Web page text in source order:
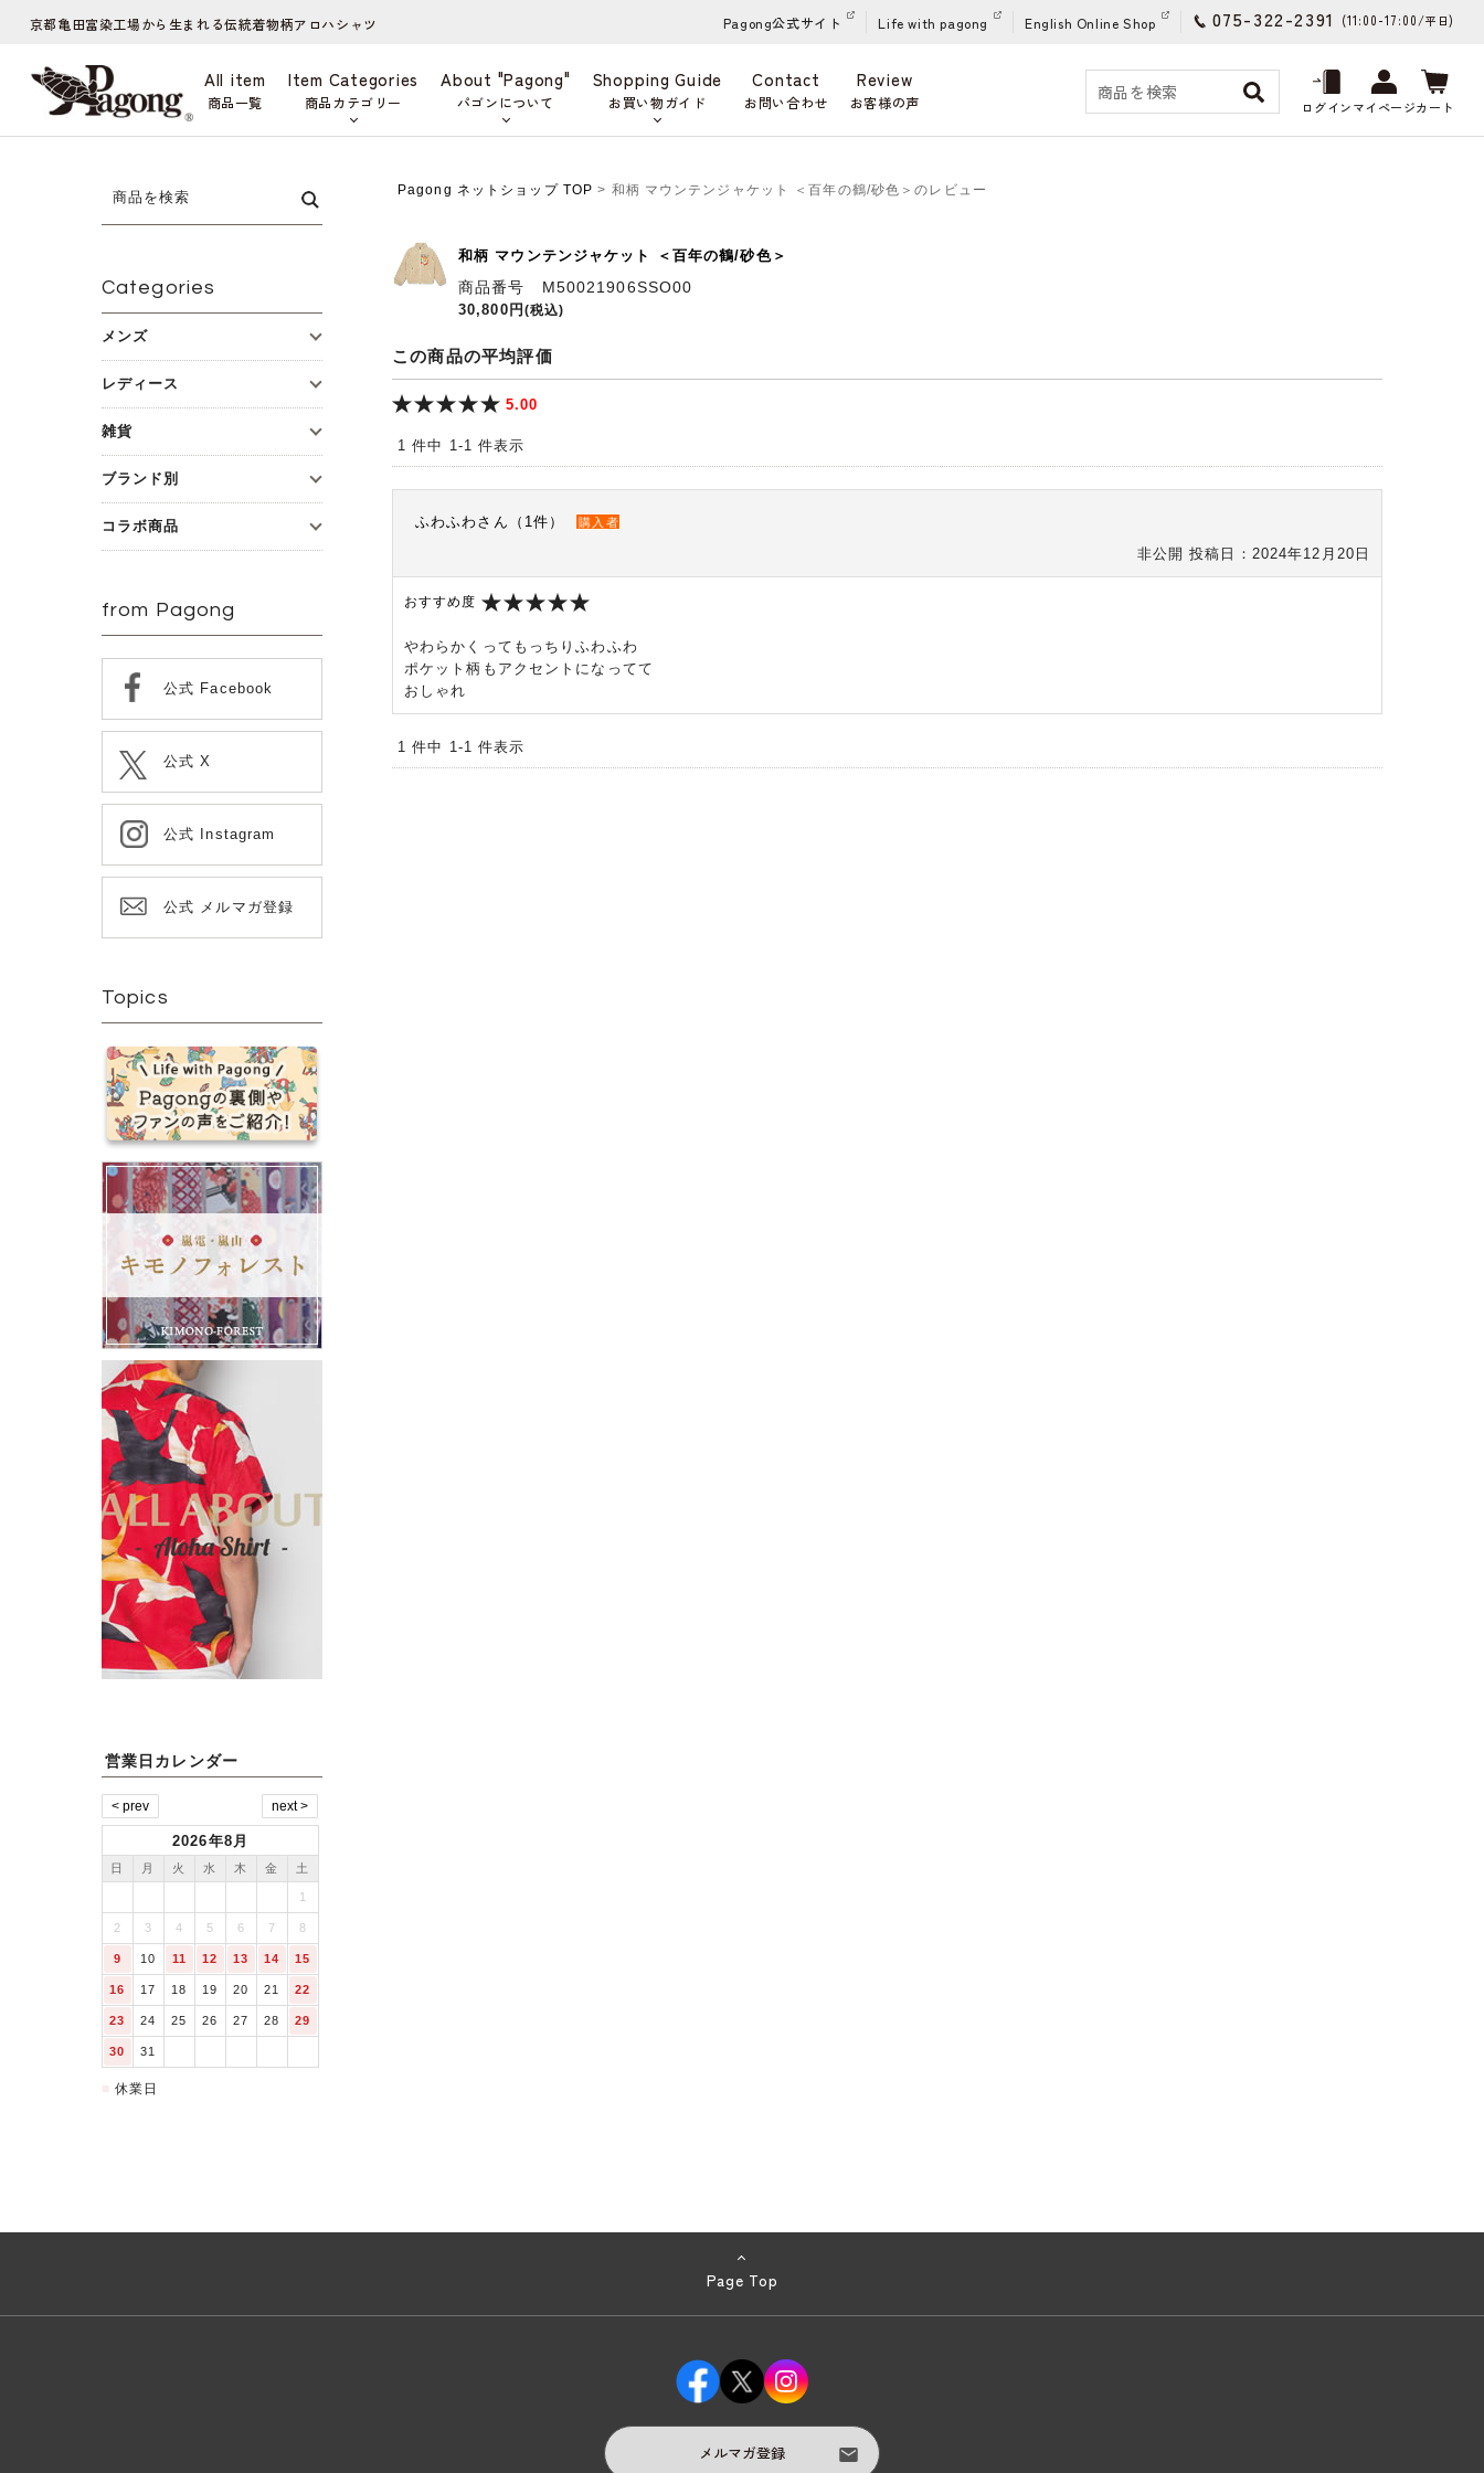
京都亀田富染工場から生まれる伝統着物柄アロハシャツ Pagong公式サイト Life with pagong English Online Shop 075-322-2391 (11:00-17:00/平日)
All item
商品一覧
Item Categories
商品カテゴリー
About "Pagong"
パゴンについて
Shopping Guide
お買い物ガイド
Contact
お問い合わせ
Review
お客様の声 ログインマイページカート
Categories
メンズ
レディース
雑貨
ブランド別
コラボ商品
from Pagong
公式 Facebook
公式 X
公式 Instagram
公式 メルマガ登録
Topics
営業日カレンダー
2026年8月
日 月 火 水 木 金 土
1
2 3 4 5 6 7 8
9 10 11 12 13 14 15
16 17 18 19 20 21 22
23 24 25 26 27 28 29
30 31
休業日
Pagong ネットショップ TOP > 和柄 マウンテンジャケット ＜百年の鶴/砂色＞のレビュー
和柄 マウンテンジャケット ＜百年の鶴/砂色＞
商品番号 M50021906SSO00
30,800円 (税込)
この商品の平均評価
5.00
1 件中 1-1 件表示
ふわふわさん（1件） 購入者
非公開 投稿日：2024年12月20日
おすすめ度
やわらかくってもっちりふわふわ
ポケット柄もアクセントになってて
おしゃれ
1 件中 1-1 件表示
Page Top
メルマガ登録